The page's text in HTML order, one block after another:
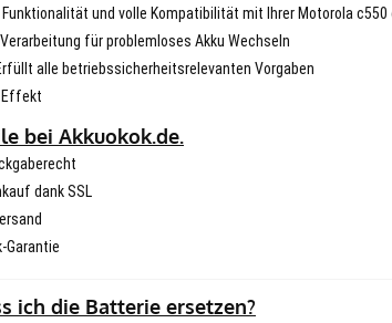
und volle Kompatibilität mit Ihrer Motorola c550
für problemloses Akku Wechseln
alle betriebssicherheitsrelevanten Vorgaben
Effekt
bei Akkuokok.de.
dank SSL
Garantie
ich die Batterie ersetzen?